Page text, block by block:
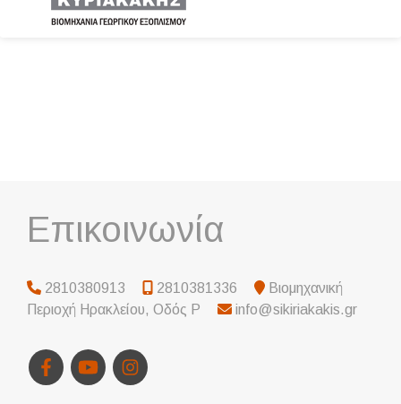
Επικοινωνία
2810380913 2810381336
Βιομηχανική
Περιοχή Ηρακλείου, Οδός Ρ
info@sikiriakakis.gr